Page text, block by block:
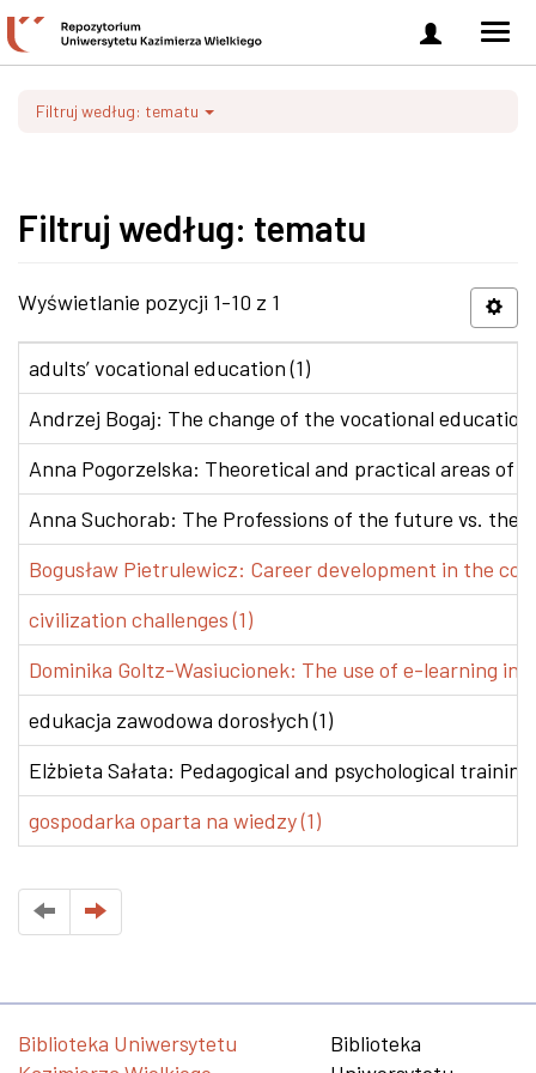
Zaloguj
się
Filtruj według: tematu
Filtruj według: tematu
Wyświetlanie pozycji 1-10 z 1
adults’ vocational education (1)
Andrzej Bogaj: The change of the vocational
Anna Pogorzelska: Theoretical and practical areas of
Anna Suchorab: The Professions of the future vs. the
Bogusław Pietrulewicz: Career development in the
civilization challenges (1)
Dominika Goltz-Wasiucionek: The use of e-learning in
edukacja zawodowa dorosłych (1)
Elżbieta Sałata: Pedagogical and psychological
gospodarka oparta na wiedzy (1)
Biblioteka Uniwersytetu
Biblioteka